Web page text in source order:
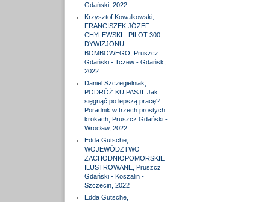
Gdański, 2022
Krzysztof Kowalkowski,
FRANCISZEK JÓZEF
CHYLEWSKI - PILOT 300.
DYWIZJONU
BOMBOWEGO, Pruszcz
Gdański - Tczew - Gdańsk,
2022
Daniel Szczegielniak,
PODRÓŻ KU PASJI. Jak
sięgnąć po lepszą pracę?
Poradnik w trzech prostych
krokach, Pruszcz Gdański -
Wrocław, 2022
Edda Gutsche,
WOJEWÓDZTWO
ZACHODNIOPOMORSKIE
ILUSTROWANE, Pruszcz
Gdański - Koszalin -
Szczecin, 2022
Edda Gutsche,